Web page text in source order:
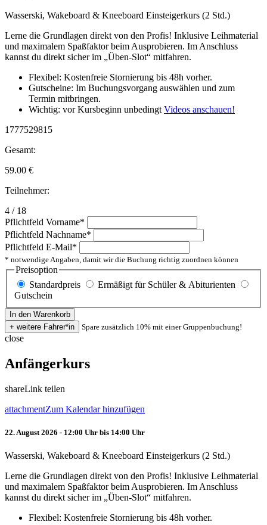
Wasserski, Wakeboard & Kneeboard Einsteigerkurs (2 Std.)
Lerne die Grundlagen direkt von den Profis! Inklusive Leihmaterial
und maximalem Spaßfaktor beim Ausprobieren. Im Anschluss
kannst du direkt sicher im „Üben-Slot“ mitfahren.
Flexibel: Kostenfreie Stornierung bis 48h vorher.
Gutscheine: Im Buchungsvorgang auswählen und zum
Termin mitbringen.
Wichtig: vor Kursbeginn unbedingt Videos anschauen!
1777529815
Gesamt:
59.00 €
Teilnehmer:
4 / 18
Pflichtfeld Vorname*
Pflichtfeld Nachname*
Pflichtfeld E-Mail*
* notwendige Angaben, damit wir die Buchung richtig zuordnen können
Preisoption
Standardpreis
Ermäßigt für Schüler & Abiturienten
Gutschein
Spare zusätzlich 10% mit einer Gruppenbuchung!
close
Anfängerkurs
shareLink teilen
attachmentZum Kalendar hinzufügen
22. August 2026 - 12:00 Uhr bis 14:00 Uhr
Wasserski, Wakeboard & Kneeboard Einsteigerkurs (2 Std.)
Lerne die Grundlagen direkt von den Profis! Inklusive Leihmaterial
und maximalem Spaßfaktor beim Ausprobieren. Im Anschluss
kannst du direkt sicher im „Üben-Slot“ mitfahren.
Flexibel: Kostenfreie Stornierung bis 48h vorher.